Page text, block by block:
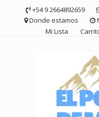
contenido
+54 9 2664892659
Donde estamos
Mi Lista